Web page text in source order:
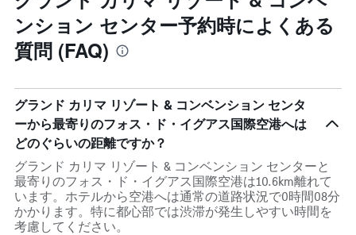
ンション センター予約時によくある
質問 (FAQ)
グランド カリマ リゾート & コンベンション センタ
ーから最寄りのフォス・ド・イグアス国際空港へは
どのぐらいの距離ですか？
グランド カリマ リゾート & コンベンション センターと
最寄りのフォス・ド・イグアス国際空港は10.6km離れて
います。ホテルから空港へは通常の道路状況で0時間08分
かかります。特に都心部では渋滞が発生しやすい時間を
考慮してください。